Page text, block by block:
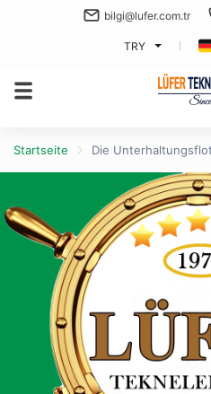
bilgi@lufer.com.tr
TRY
Startseite Die